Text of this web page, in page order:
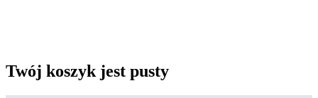
Twój koszyk jest pusty